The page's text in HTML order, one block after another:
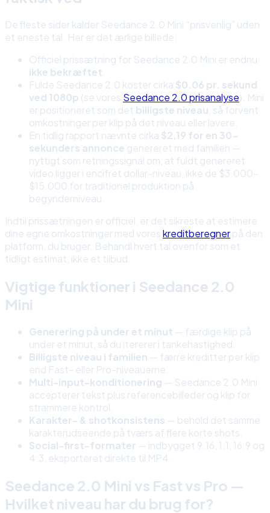
De fleste sider kalder Seedance 2.0 Mini “prisvenlig” uden
et eneste tal. Her er det ærlige billede:
Officiel prissætning for Seedance 2.0 Mini er endnu
ikke bekræftet
Fulde Seedance 2.0 koster cirka $0.06 pr. sekund
ved 1080p (se vores Seedance 2.0 prisanalyse). Mini
er positioneret som det billigste niveau , så forvent
omkostninger per klip på det niveau eller lavere.
En tidlig rapport nævnte cirka $2.19 for en 30-
sekunders annonce genereret med familien —
nyttigt som retningssignal om, at fuldt genereret
video ligger i encifret dollar-niveau, ikke de $3.000–
$15.000 for traditionel produktion på
begynderniveau.
Indtil prissætningen er officiel, er det sikreste at estimere
dine egne omkostninger med voreskreditberegnerpå den
platform, du bruger. Behandl hvert tal ovenfor som et
tidligt estimat, ikke et tilbud.
Vigtige funktioner i Seedance 2.0
Mini
Generering på under et minut — færdige klip på
under et minut, så du itererer i tankehastighed.
Billigste niveau i familien — færre kreditter per klip
end Fast- eller Pro-niveauerne.
Multi-input-konditionering — Seedance 2.0 Mini
accepterer tekst plus referencebilleder og klip for
strammere kontrol.
Karakter- & shotkonsistens — behold det samme
karakterudseende på tværs af flere korte shots.
Social-first-formater — indbygget 9:16, 1:1, 16:9 og
4:3, eksporteret direkte til MP4.
Seedance 2.0 Mini vs Fast vs Pro —
Hvilket niveau har du brug for?